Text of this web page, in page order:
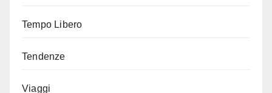
Tempo Libero
Tendenze
Viaggi